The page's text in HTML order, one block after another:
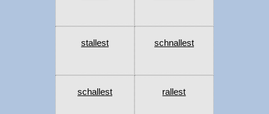
stallest schnallest
schallest rallest